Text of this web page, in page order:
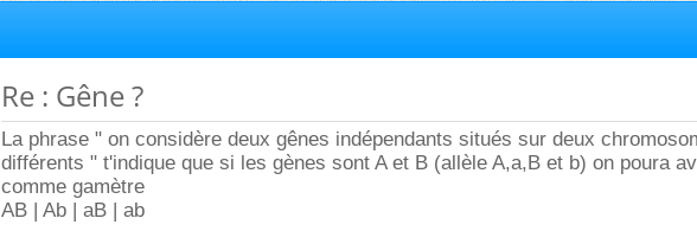
Re : Gêne ?
La phrase " on considère deux gênes indépendants situés sur deux
différents " t'indique que si les gènes sont A et B (allèle A,a,B et b) on poura
comme gamètre
AB | Ab | aB | ab